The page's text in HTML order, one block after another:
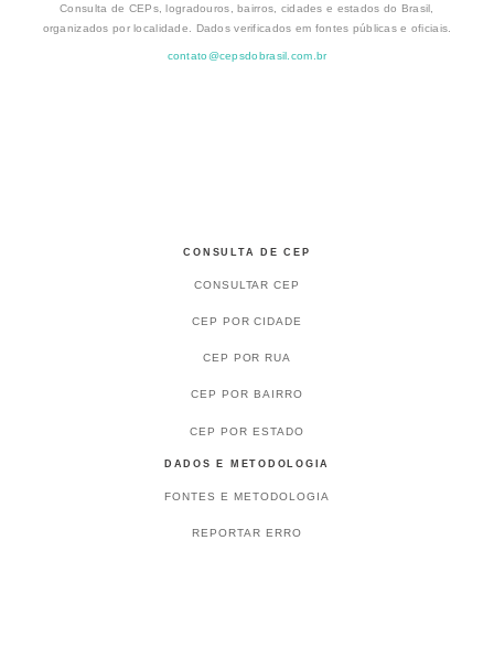
Consulta de CEPs, logradouros, bairros, cidades e estados do Brasil,
organizados por localidade. Dados verificados em fontes públicas e oficiais.
contato@cepsdobrasil.com.br
CONSULTA DE CEP
CONSULTAR CEP
CEP POR CIDADE
CEP POR RUA
CEP POR BAIRRO
CEP POR ESTADO
DADOS E METODOLOGIA
FONTES E METODOLOGIA
REPORTAR ERRO